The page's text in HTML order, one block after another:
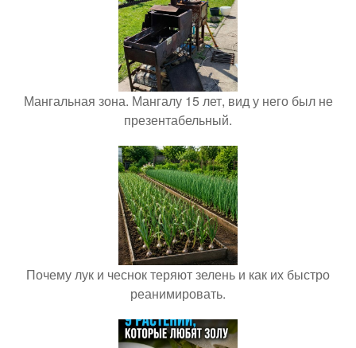
Мангальная зона. Мангалу 15 лет, вид у него был не
презентабельный.
Почему лук и чеснок теряют зелень и как их быстро
реанимировать.